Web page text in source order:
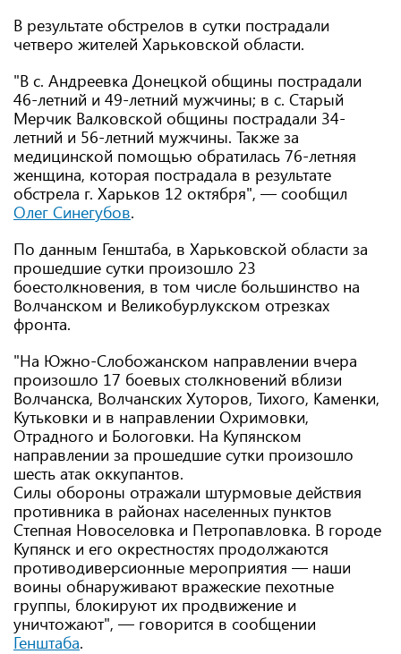
В результате обстрелов в сутки пострадали
четверо жителей Харьковской области.
"В с. Андреевка Донецкой общины пострадали
46-летний и 49-летний мужчины; в с. Старый
Мерчик Валковской общины пострадали 34-
летний и 56-летний мужчины. Также за
медицинской помощью обратилась 76-летняя
женщина, которая пострадала в результате
обстрела г. Харьков 12 октября", — сообщил
Олег Синегубов.
По данным Генштаба, в Харьковской области за
прошедшие сутки произошло 23
боестолкновения, в том числе большинство на
Волчанском и Великобурлукском отрезках
фронта.
"На Южно-Слобожанском направлении вчера
произошло 17 боевых столкновений вблизи
Волчанска, Волчанских Хуторов, Тихого, Каменки,
Кутьковки и в направлении Охримовки,
Отрадного и Бологовки. На Купянском
направлении за прошедшие сутки произошло
шесть атак оккупантов.
Силы обороны отражали штурмовые действия
противника в районах населенных пунктов
Степная Новоселовка и Петропавловка. В городе
Купянск и его окрестностях продолжаются
противодиверсионные мероприятия — наши
воины обнаруживают вражеские пехотные
группы, блокируют их продвижение и
уничтожают", — говорится в сообщении
Генштаба.